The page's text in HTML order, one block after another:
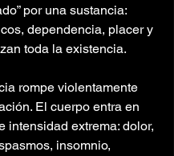
por una sustancia:
dependencia, placer y
toda la existencia.
rompe violentamente
El cuerpo entra en
intensidad extrema: dolor,
insomnio,